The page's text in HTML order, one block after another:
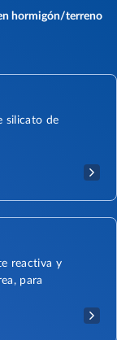
hormigón/terreno
silicato de
reactiva y
para